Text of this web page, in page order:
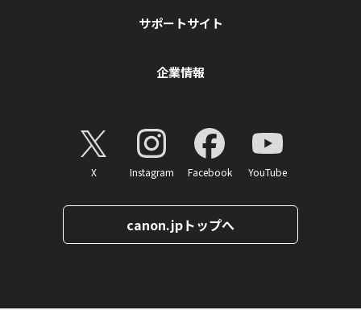
サポートサイト
企業情報
X Instagram Facebook YouTube
canon.jpトップへ